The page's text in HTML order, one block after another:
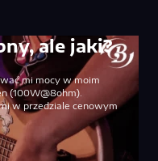
ale jaki?
mi mocy w moim
(100W@8ohm).
w przedziale cenowym